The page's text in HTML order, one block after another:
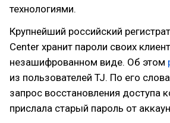
технологиями.
Крупнейший российский
Center хранит пароли своих
незашифрованном виде. Об этом
из пользователей TJ. По его
запрос восстановления доступа
прислала старый пароль от